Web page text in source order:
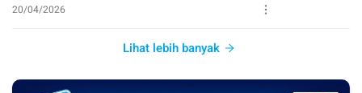
20/04/2026
Lihat lebih banyak